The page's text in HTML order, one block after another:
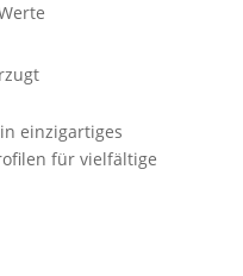
einzigartiges
für vielfältige